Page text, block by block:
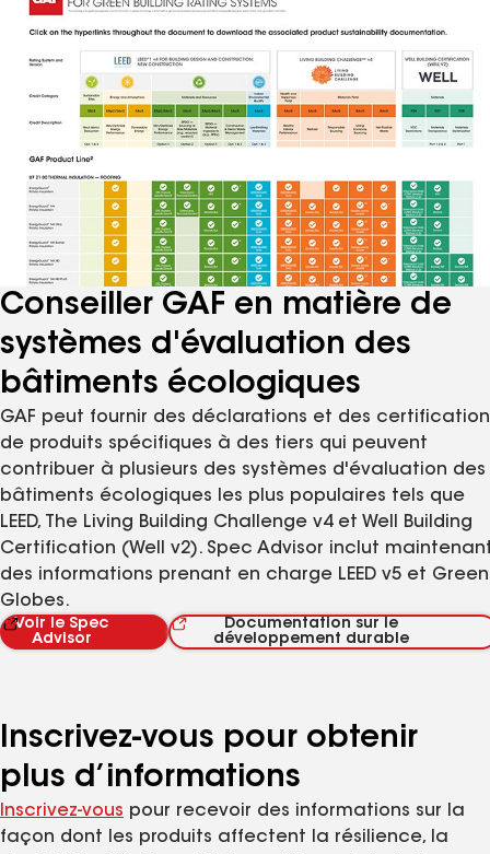
Conseiller GAF en matière de
systèmes d'évaluation des
bâtiments écologiques
GAF peut fournir des déclarations et des
de produits spécifiques à des tiers qui peuvent
contribuer à plusieurs des systèmes d'évaluation des
bâtiments écologiques les plus populaires tels que
LEED, The Living Building Challenge v4 et Well Building
Certification (Well v2). Spec Advisor inclut
des informations prenant en charge LEED v5 et Green
Globes.
Voir le Spec
Advisor
Documentation sur le
développement durable
Inscrivez-vous pour obtenir
plus d’informations
Inscrivez-vous pour recevoir des informations sur la
façon dont les produits affectent la résilience, la